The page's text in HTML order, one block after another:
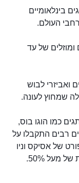
בינלאומיים
של עד
ואביזרי לבוש
שמחוץ לעונה.
כמו הוגו בוס,
רבים התקבלו על
של אסיקס וניו
מעל 50%.